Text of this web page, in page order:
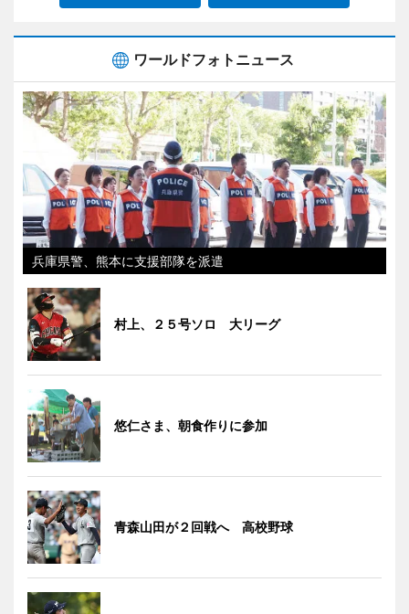
ワールドフォトニュース
兵庫県警、熊本に支援部隊を派遣
村上、２５号ソロ 大リーグ
悠仁さま、朝食作りに参加
青森山田が２回戦へ 高校野球